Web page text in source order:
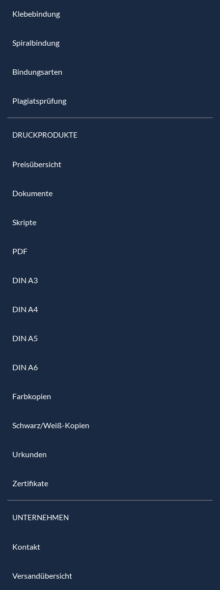
Klebebindung
Spiralbindung
Bindungsarten
Plagiatsprüfung
DRUCKPRODUKTE
Preisübersicht
Dokumente
Skripte
PDF
DIN A3
DIN A4
DIN A5
DIN A6
Farbkopien
Schwarz/Weiß-Kopien
Urkunden
Zertifikate
UNTERNEHMEN
Kontakt
Versandübersicht